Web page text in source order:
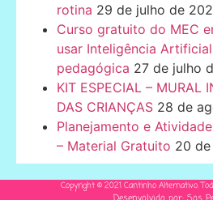
rotina 29 de julho de
Curso gratuito do MEC
usar Inteligência
pedagógica 27 de julho
KIT ESPECIAL – MURAL
DAS CRIANÇAS 28 de
Planejamento e
– Material Gratuito 20
Copyright © 2021 Cantinho Alternativo.